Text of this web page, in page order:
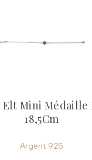
Mini Médaille
18,5Cm
Argent 925